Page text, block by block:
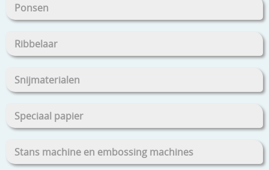
Ponsen
Ribbelaar
Snijmaterialen
Speciaal papier
Stans machine en embossing machines